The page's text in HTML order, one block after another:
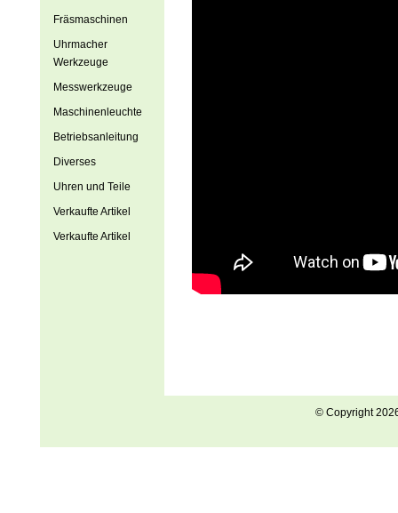
Fräsmaschinen
Uhrmacher
Werkzeuge
Messwerkzeuge
Maschinenleuchte
Betriebsanleitung
Diverses
Uhren und Teile
Verkaufte Artikel
Verkaufte Artikel
© Copyright